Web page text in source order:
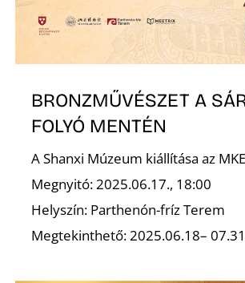
BRONZMŰVÉSZET A
FOLYÓ MENTÉN
A Shanxi Múzeum kiállítása az
Megnyitó: 2025.06.17., 18:00
Helyszín: Parthenón-fríz Terem
Megtekinthető: 2025.06.18–